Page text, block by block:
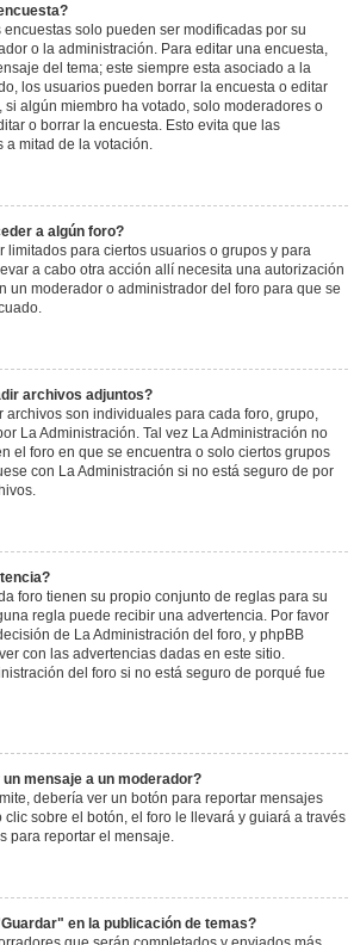
solo pueden ser modificadas por su
o la administración. Para editar una encuesta,
del tema; este siempre esta asociado a la
los usuarios pueden borrar la encuesta o editar
si algún miembro ha votado, solo moderadores o
o borrar la encuesta. Esto evita que las
a mitad de la votación.
a algún foro?
limitados para ciertos usuarios o grupos y para
a cabo otra acción allí necesita una autorización
un moderador o administrador del foro para que se
archivos adjuntos?
archivos son individuales para cada foro, grupo,
La Administración. Tal vez La Administración no
el foro en que se encuentra o solo ciertos grupos
con La Administración si no está seguro de por
foro tienen su propio conjunto de reglas para su
regla puede recibir una advertencia. Por favor
de La Administración del foro, y phpBB
con las advertencias dadas en este sitio.
del foro si no está seguro de porqué fue
mensaje a un moderador?
debería ver un botón para reportar mensajes
sobre el botón, el foro le llevará y guiará a través
para reportar el mensaje.
en la publicación de temas?